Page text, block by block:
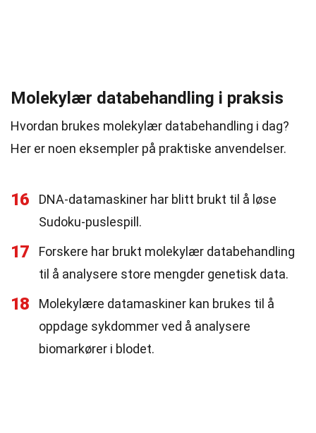
Molekylær databehandling i praksis
Hvordan brukes molekylær databehandling i dag?
Her er noen eksempler på praktiske anvendelser.
16
DNA-datamaskiner har blitt brukt til å løse
Sudoku-puslespill.
17
Forskere har brukt molekylær databehandling
til å analysere store mengder genetisk data.
18
Molekylære datamaskiner kan brukes til å
oppdage sykdommer ved å analysere
biomarkører i blodet.